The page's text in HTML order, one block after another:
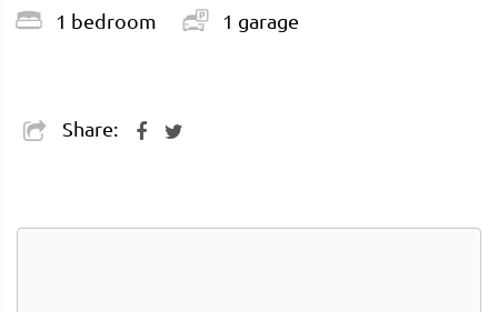
1 bedroom
1 garage
Share: